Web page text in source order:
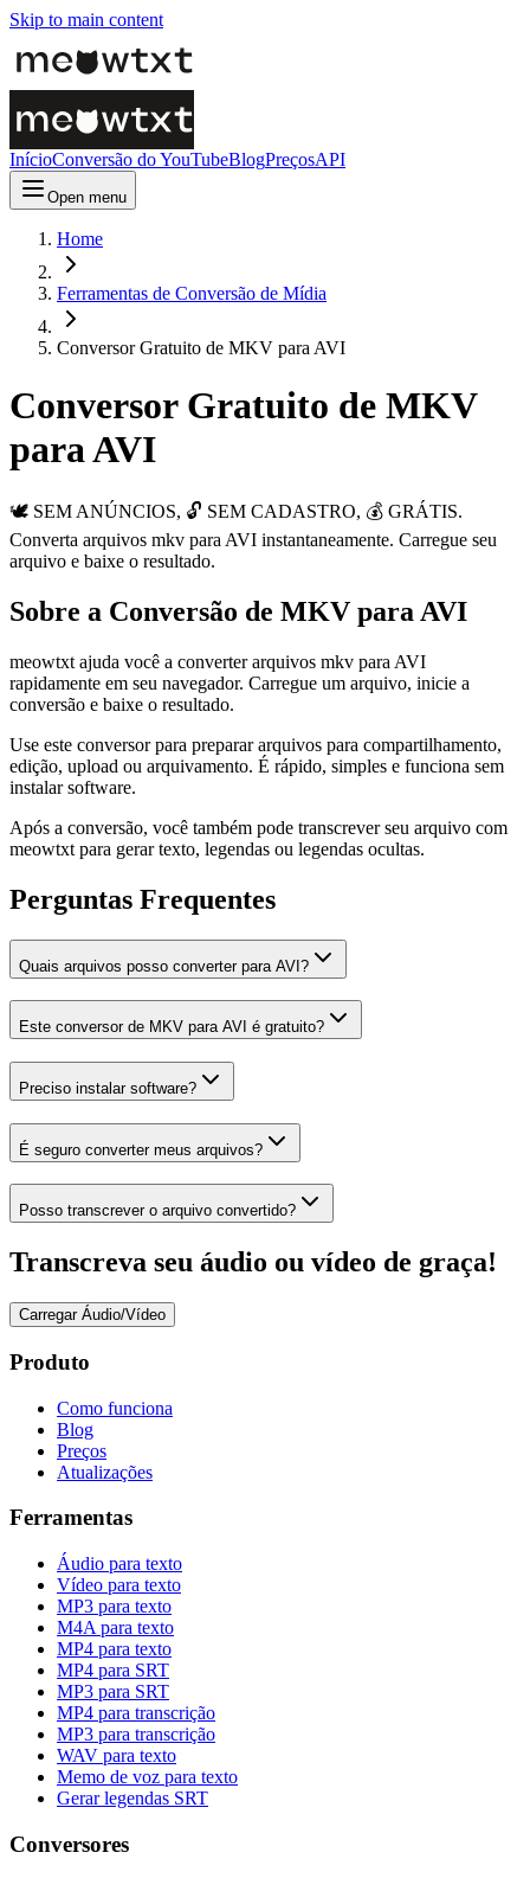
Skip to main content
InícioConversão do YouTubeBlogPreçosAPI
Open menu
Home
Ferramentas de Conversão de Mídia
Conversor Gratuito de MKV para AVI
Conversor Gratuito de MKV
para AVI
🕊️ SEM ANÚNCIOS, 🔓 SEM CADASTRO, 💰 GRÁTIS.
Converta arquivos mkv para AVI instantaneamente. Carregue seu
arquivo e baixe o resultado.
Sobre a Conversão de MKV para AVI
meowtxt ajuda você a converter arquivos mkv para AVI
rapidamente em seu navegador. Carregue um arquivo, inicie a
conversão e baixe o resultado.
Use este conversor para preparar arquivos para compartilhamento,
edição, upload ou arquivamento. É rápido, simples e funciona sem
instalar software.
Após a conversão, você também pode transcrever seu arquivo com
meowtxt para gerar texto, legendas ou legendas ocultas.
Perguntas Frequentes
Quais arquivos posso converter para AVI?
Este conversor de MKV para AVI é gratuito?
Preciso instalar software?
É seguro converter meus arquivos?
Posso transcrever o arquivo convertido?
Transcreva seu áudio ou vídeo de graça!
Carregar Áudio/Vídeo
Produto
Como funciona
Blog
Preços
Atualizações
Ferramentas
Áudio para texto
Vídeo para texto
MP3 para texto
M4A para texto
MP4 para texto
MP4 para SRT
MP3 para SRT
MP4 para transcrição
MP3 para transcrição
WAV para texto
Memo de voz para texto
Gerar legendas SRT
Conversores